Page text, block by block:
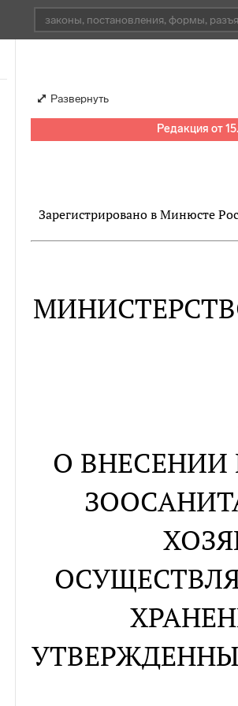
Развернуть
Редакция от
Зарегистрировано в Минюсте
О ВНЕСЕНИИ